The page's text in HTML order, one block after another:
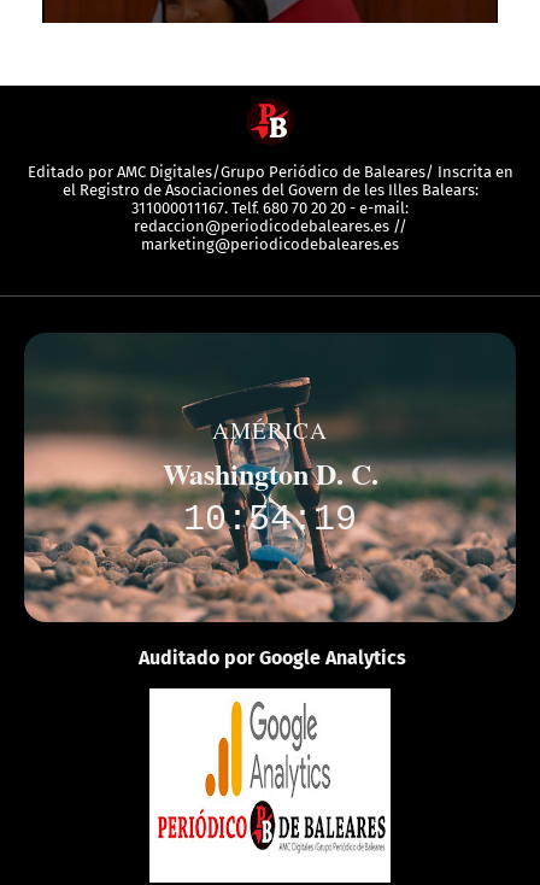
Editado por AMC Digitales/Grupo Periódico de Baleares/ Inscrita en
el Registro de Asociaciones del Govern de les Illes Balears:
311000011167. Telf. 680 70 20 20 - e-mail:
redaccion@periodicodebaleares.es //
marketing@periodicodebaleares.es
AMÉRICA
Washington D. C.
10:54:19
Auditado por Google Analytics